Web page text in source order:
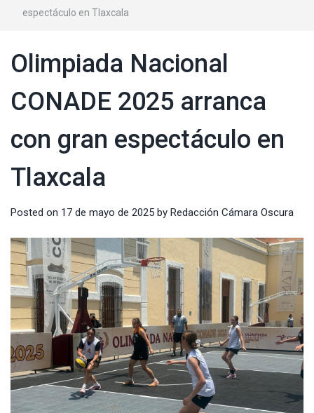
espectáculo en Tlaxcala
Olimpiada Nacional
CONADE 2025 arranca
con gran espectáculo en
Tlaxcala
Posted on 17 de mayo de 2025 by Redacción Cámara Oscura